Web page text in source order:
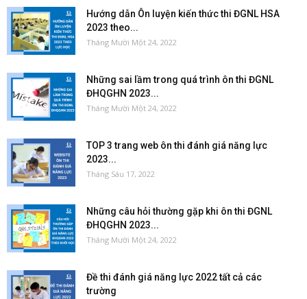
Hướng dẫn Ôn luyện kiến thức thi ĐGNL HSA
2023 theo...
Tháng Mười Một 24, 2022
Những sai lầm trong quá trình ôn thi ĐGNL
ĐHQGHN 2023...
Tháng Mười Một 24, 2022
TOP 3 trang web ôn thi đánh giá năng lực
2023...
Tháng Sáu 17, 2022
Những câu hỏi thường gặp khi ôn thi ĐGNL
ĐHQGHN 2023...
Tháng Mười Một 24, 2022
Đề thi đánh giá năng lực 2022 tất cả các
trường